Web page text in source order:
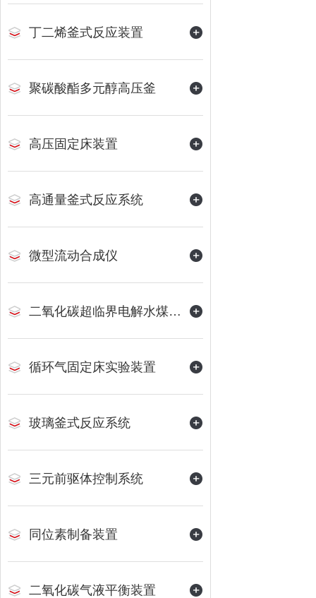
丁二烯釜式反应装置
聚碳酸酯多元醇高压釜
高压固定床装置
高通量釜式反应系统
微型流动合成仪
二氧化碳超临界电解水煤浆制甲烷装置
循环气固定床实验装置
玻璃釜式反应系统
三元前驱体控制系统
同位素制备装置
二氧化碳气液平衡装置